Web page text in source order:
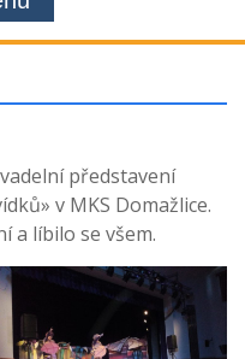
představení
v MKS Domažlice.
a líbilo se všem.